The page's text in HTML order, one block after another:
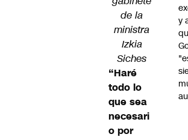
de la
ministra
Izkia
Siches
“Haré
todo lo
que sea
necesari
o por
y